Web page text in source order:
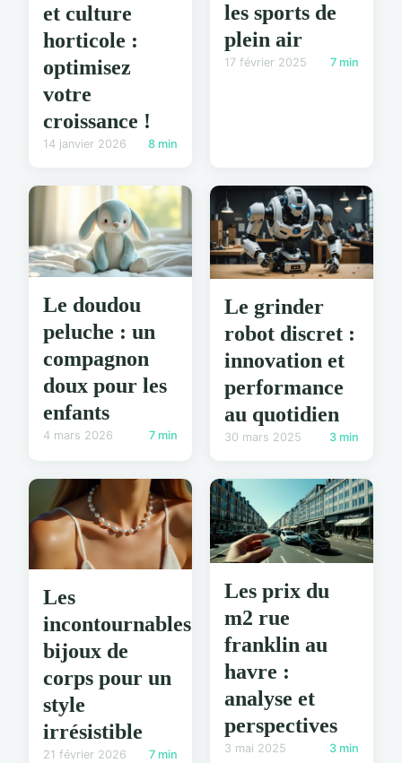
et culture
horticole :
optimisez
votre
croissance !
14 janvier 2026 8 min
les sports de
plein air
17 février 2025 7 min
Le doudou
peluche : un
compagnon
doux pour les
enfants
4 mars 2026 7 min
Le grinder
robot discret :
innovation et
performance
au quotidien
30 mars 2025 3 min
Les
incontournables
bijoux de
corps pour un
style
irrésistible
21 février 2026 7 min
Les prix du
m2 rue
franklin au
havre :
analyse et
perspectives
3 mai 2025 3 min